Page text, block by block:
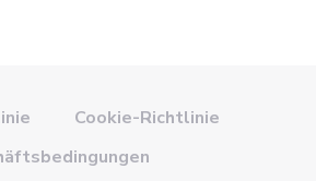
Cookie-Richtlinie